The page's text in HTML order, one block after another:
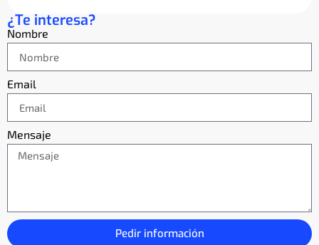
¿Te interesa?
Nombre
Email
Mensaje
Pedir información